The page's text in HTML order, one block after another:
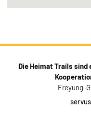
Die Heimat Trails
Freyung-